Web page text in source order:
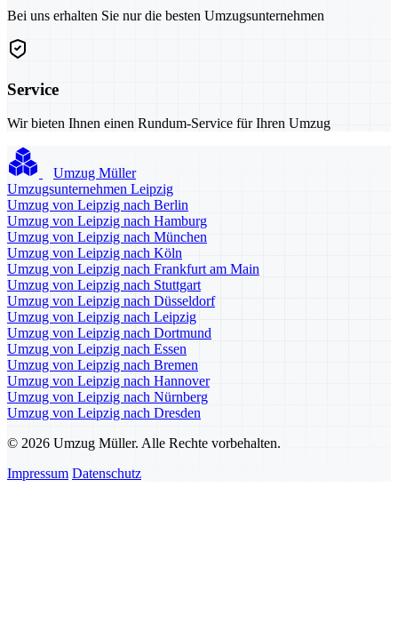
Bei uns erhalten Sie nur die besten Umzugsunternehmen
Service
Wir bieten Ihnen einen Rundum-Service für Ihren Umzug
Umzug Müller
Umzugsunternehmen Leipzig
Umzug von Leipzig nach Berlin
Umzug von Leipzig nach Hamburg
Umzug von Leipzig nach München
Umzug von Leipzig nach Köln
Umzug von Leipzig nach Frankfurt am Main
Umzug von Leipzig nach Stuttgart
Umzug von Leipzig nach Düsseldorf
Umzug von Leipzig nach Leipzig
Umzug von Leipzig nach Dortmund
Umzug von Leipzig nach Essen
Umzug von Leipzig nach Bremen
Umzug von Leipzig nach Hannover
Umzug von Leipzig nach Nürnberg
Umzug von Leipzig nach Dresden
© 2026 Umzug Müller. Alle Rechte vorbehalten.
Impressum Datenschutz